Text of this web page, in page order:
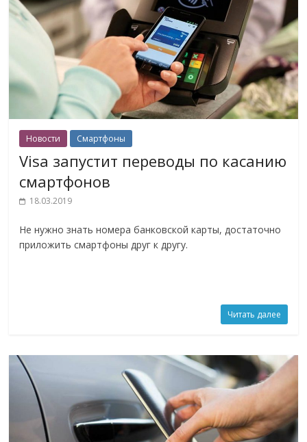
Новости Смартфоны
Visa запустит переводы по касанию
смартфонов
18.03.2019
Не нужно знать номера банковской карты, достаточно
приложить смартфоны друг к другу.
Читать далее